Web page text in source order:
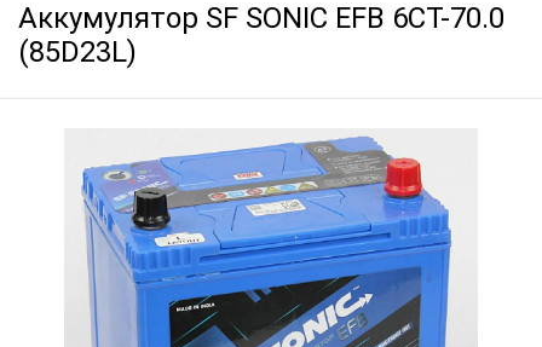
Аккумулятор SF SONIC EFB 6СТ-70.0
(85D23L)